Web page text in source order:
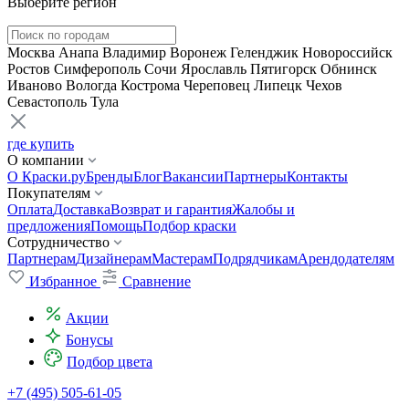
Москва Анапа Владимир Воронеж Геленджик Новороссийск
Ростов Симферополь Сочи Ярославль Пятигорск Обнинск
Иваново Вологда Кострома Череповец Липецк Чехов
Севастополь Тула
где купить
О компании
О Краски.руБрендыБлогВакансииПартнерыКонтакты
Покупателям
ОплатаДоставкаВозврат и гарантияЖалобы и
предложенияПомощьПодбор краски
Сотрудничество
ПартнерамДизайнерамМастерамПодрядчикамАрендодателям
Избранное
Сравнение
Акции
Бонусы
Подбор цвета
+7 (495) 505-61-05